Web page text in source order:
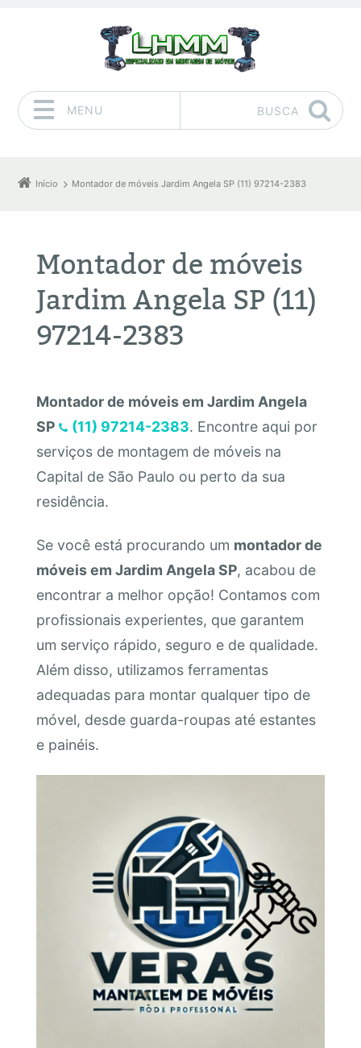
MENU BUSCA
Início Montador de móveis Jardim Angela SP (11) 97214-2383
Montador de móveis
Jardim Angela SP (11)
97214-2383
Montador de móveis em Jardim Angela
SP
(11) 97214-2383. Encontre aqui por
serviços de montagem de móveis na
Capital de São Paulo ou perto da sua
residência.
Se você está procurando um montador de
móveis em Jardim Angela SP, acabou de
encontrar a melhor opção! Contamos com
profissionais experientes, que garantem
um serviço rápido, seguro e de qualidade.
Além disso, utilizamos ferramentas
adequadas para montar qualquer tipo de
móvel, desde guarda-roupas até estantes
e painéis.